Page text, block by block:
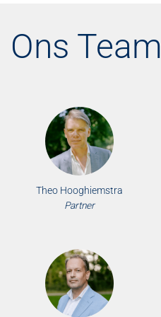
Ons Team
Theo Hooghiemstra
Partner